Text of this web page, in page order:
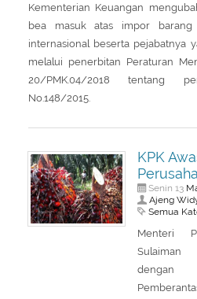
Kementerian Keuangan
bea masuk atas impor
internasional beserta pejabatnya
melalui penerbitan Peraturan
20/PMK.04/2018 tentang
No.148/2015.
KPK
Senin 13
Ajeng
Semua
Menteri
Sulaiman
dengan